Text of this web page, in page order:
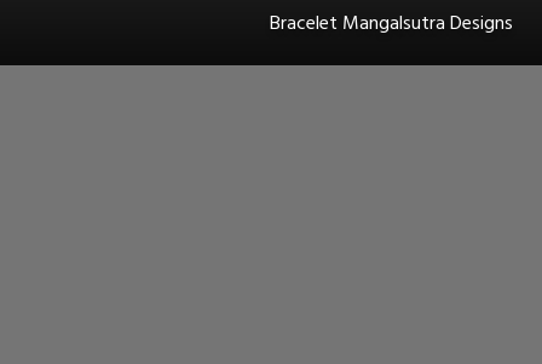
Bracelet Mangalsutra Designs